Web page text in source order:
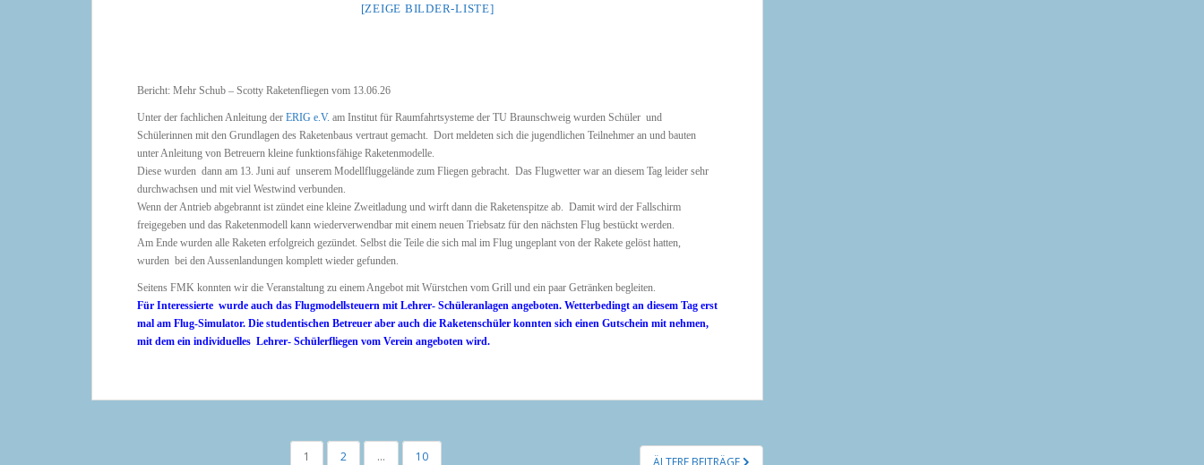
[ZEIGE BILDER-LISTE]
Bericht: Mehr Schub – Scotty Raketenfliegen vom 13.06.26
Unter der fachlichen Anleitung der ERIG e.V. am Institut für Raumfahrtsysteme der TU Braunschweig wurden Schüler und
Schülerinnen mit den Grundlagen des Raketenbaus vertraut gemacht. Dort meldeten sich die jugendlichen Teilnehmer an und bauten
unter Anleitung von Betreuern kleine funktionsfähige Raketenmodelle.
Diese wurden dann am 13. Juni auf unserem Modellfluggelände zum Fliegen gebracht. Das Flugwetter war an diesem Tag leider sehr
durchwachsen und mit viel Westwind verbunden.
Wenn der Antrieb abgebrannt ist zündet eine kleine Zweitladung und wirft dann die Raketenspitze ab. Damit wird der Fallschirm
freigegeben und das Raketenmodell kann wiederverwendbar mit einem neuen Triebsatz für den nächsten Flug bestückt werden.
Am Ende wurden alle Raketen erfolgreich gezündet. Selbst die Teile die sich mal im Flug ungeplant von der Rakete gelöst hatten,
wurden bei den Aussenlandungen komplett wieder gefunden.
Seitens FMK konnten wir die Veranstaltung zu einem Angebot mit Würstchen vom Grill und ein paar Getränken begleiten.
Für Interessierte wurde auch das Flugmodellsteuern mit Lehrer- Schüleranlagen angeboten. Wetterbedingt an diesem Tag erst
mal am Flug-Simulator. Die studentischen Betreuer aber auch die Raketenschüler konnten sich einen Gutschein mit nehmen,
mit dem ein individuelles Lehrer- Schülerfliegen vom Verein angeboten wird.
SEITENNUMMERIERUNG
1 2 … 10 ÄLTERE BEITRÄGE